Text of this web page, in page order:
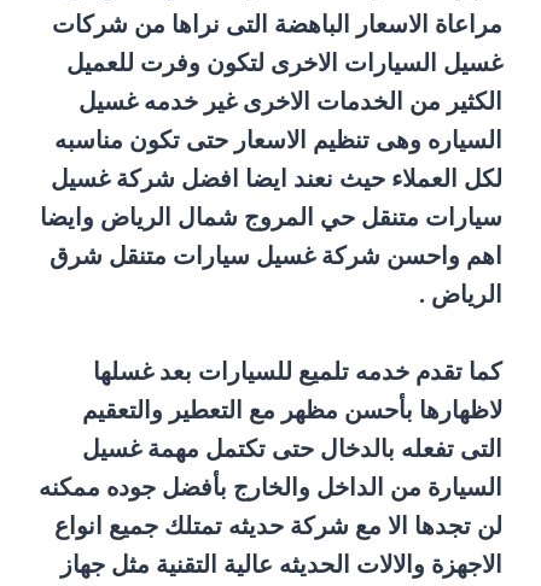
مراعاة الاسعار الباهضة التى نراها من شركات
غسيل السيارات الاخرى لتكون وفرت للعميل
الكثير من الخدمات الاخرى غير خدمه غسيل
السياره وهى تنظيم الاسعار حتى تكون مناسبه
لكل العملاء حيث نعند ايضا افضل شركة غسيل
سيارات متنقل حي المروج شمال الرياض وايضا
اهم واحسن شركة غسيل سيارات متنقل شرق
الرياض .
كما تقدم خدمه تلميع للسيارات بعد غسلها
لاظهارها بأحسن مظهر مع التعطير والتعقيم
التى تفعله بالدخال حتى تكتمل مهمة غسيل
السيارة من الداخل والخارج بأفضل جوده ممكنه
لن تجدها الا مع شركة حديثه تمتلك جميع انواع
الاجهزة والالات الحديثه عالية التقنية مثل جهاز